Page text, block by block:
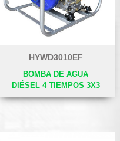
HYWD3010EF
BOMBA DE AGUA
DIÉSEL 4 TIEMPOS 3X3